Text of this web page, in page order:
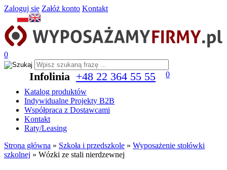
Zaloguj się Załóż konto Kontakt
0
Infolinia +48 22 364 55 55
0
Katalog produktów
Indywidualne Projekty B2B
Współpraca z Dostawcami
Kontakt
Raty/Leasing
Strona główna » Szkoła i przedszkole » Wyposażenie stołówki
szkolnej » Wózki ze stali nierdzewnej